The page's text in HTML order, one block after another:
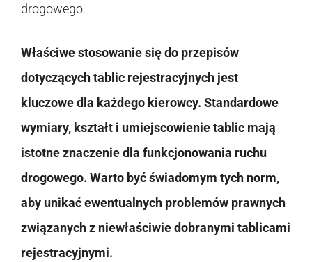
drogowego.
Właściwe stosowanie się do przepisów
dotyczących tablic rejestracyjnych jest
kluczowe dla każdego kierowcy. Standardowe
wymiary, kształt i umiejscowienie tablic mają
istotne znaczenie dla funkcjonowania ruchu
drogowego. Warto być świadomym tych norm,
aby unikać ewentualnych problemów prawnych
związanych z niewłaściwie dobranymi tablicami
rejestracyjnymi.